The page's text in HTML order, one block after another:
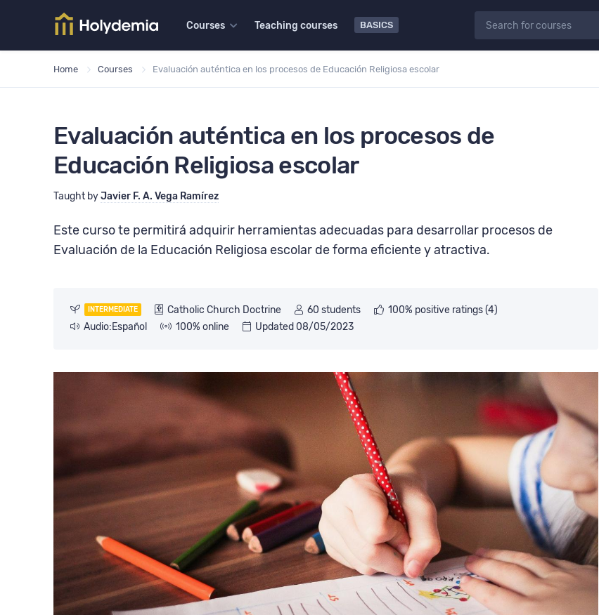
Courses Teaching courses BASICS
Home Courses Evaluación auténtica en los procesos de Educación Religiosa escolar
Catholic Church Doctrine 60 students
Evaluación auténtica en los procesos de
Educación Religiosa escolar
Taught byJavier F. A. Vega Ramírez
Este curso te permitirá adquirir herramientas adecuadas para desarrollar procesos de
Evaluación de la Educación Religiosa escolar de forma eficiente y atractiva.
INTERMEDIATE Catholic Church Doctrine 60 students
100% positive ratings (4)
Audio:Español
100% online Updated 08/05/2023